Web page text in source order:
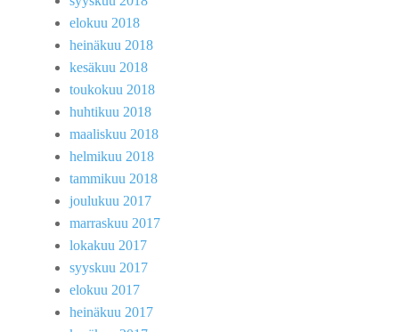
elokuu 2018
heinäkuu 2018
kesäkuu 2018
toukokuu 2018
huhtikuu 2018
maaliskuu 2018
helmikuu 2018
tammikuu 2018
joulukuu 2017
marraskuu 2017
lokakuu 2017
syyskuu 2017
elokuu 2017
heinäkuu 2017